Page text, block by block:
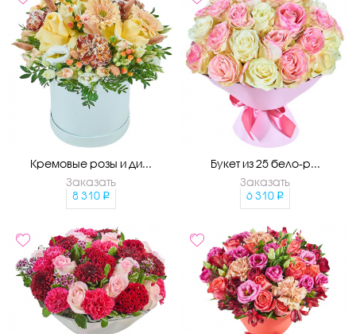
Кремовые розы и ди...
Заказать
8 310
Букет из 25 бело-р...
Заказать
6 310